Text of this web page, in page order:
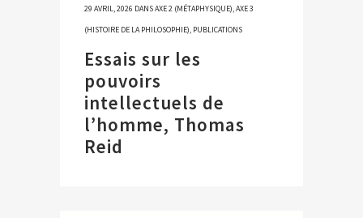
29 AVRIL, 2026 DANSAXE 2 (MÉTAPHYSIQUE),AXE 3
(HISTOIRE DE LA PHILOSOPHIE), PUBLICATIONS
Essais sur les
pouvoirs
intellectuels de
l’homme, Thomas
Reid